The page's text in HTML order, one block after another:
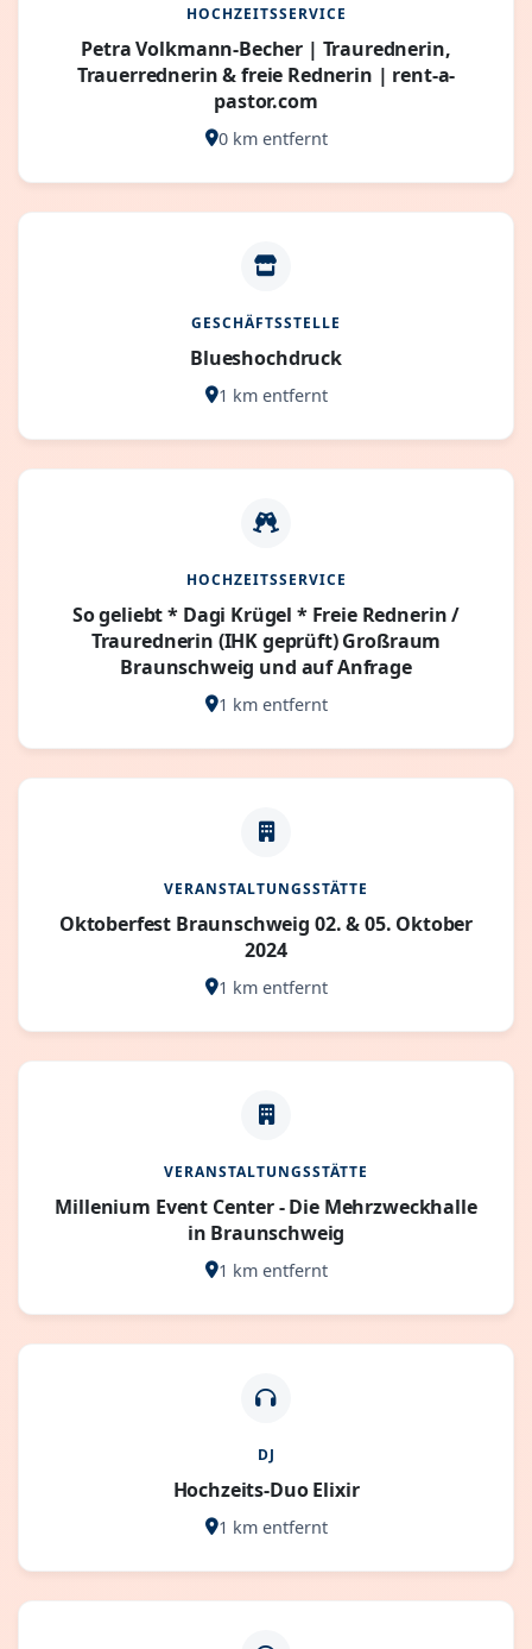
HOCHZEITSSERVICE
Petra Volkmann-Becher | Traurednerin,
Trauerrednerin & freie Rednerin | rent-a-
pastor.com
0 km entfernt
GESCHÄFTSSTELLE
Blueshochdruck
1 km entfernt
HOCHZEITSSERVICE
So geliebt * Dagi Krügel * Freie Rednerin /
Traurednerin (IHK geprüft) Großraum
Braunschweig und auf Anfrage
1 km entfernt
VERANSTALTUNGSSTÄTTE
Oktoberfest Braunschweig 02. & 05. Oktober
2024
1 km entfernt
VERANSTALTUNGSSTÄTTE
Millenium Event Center - Die Mehrzweckhalle
in Braunschweig
1 km entfernt
DJ
Hochzeits-Duo Elixir
1 km entfernt